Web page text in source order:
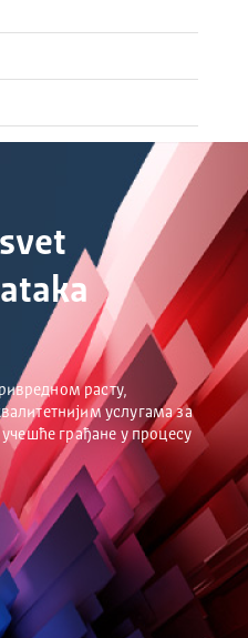
расту,
услугама за
грађане у процесу